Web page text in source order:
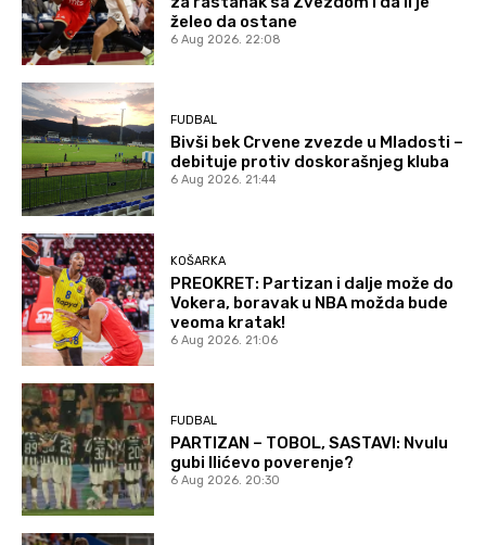
želeo da ostane
6 Aug 2026. 22:08
FUDBAL
Bivši bek Crvene zvezde u Mladosti –
debituje protiv doskorašnjeg kluba
6 Aug 2026. 21:44
KOŠARKA
PREOKRET: Partizan i dalje može do
Vokera, boravak u NBA možda bude
veoma kratak!
6 Aug 2026. 21:06
FUDBAL
PARTIZAN – TOBOL, SASTAVI: Nvulu
gubi Ilićevo poverenje?
6 Aug 2026. 20:30